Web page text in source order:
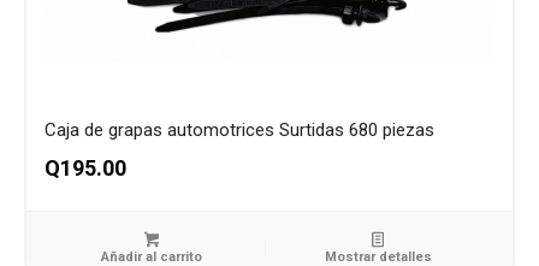
Caja de grapas automotrices Surtidas 680 piezas
Q195.00
Añadir al carrito Mostrar detalles